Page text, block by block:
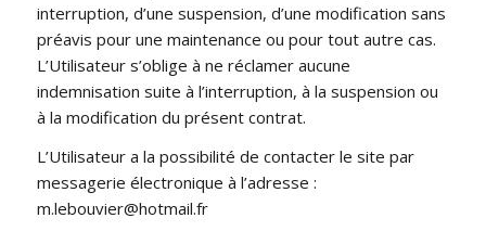
interruption, d’une suspension, d’une modification sans
préavis pour une maintenance ou pour tout autre cas.
L’Utilisateur s’oblige à ne réclamer aucune
indemnisation suite à l’interruption, à la suspension ou
à la modification du présent contrat.
L’Utilisateur a la possibilité de contacter le site par
messagerie électronique à l’adresse :
m.lebouvier@hotmail.fr